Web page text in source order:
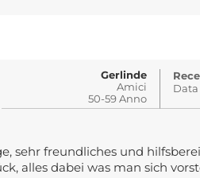
Gerlinde
Amici
50-59 Anno
sehr freundliches und
alles dabei was man sich